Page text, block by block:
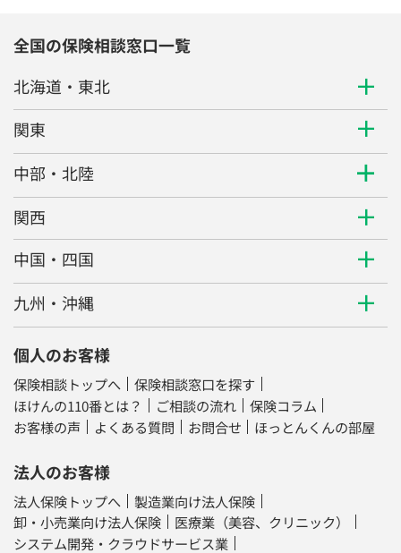
全国の保険相談窓口一覧
北海道・東北
関東
中部・北陸
関西
中国・四国
九州・沖縄
個人のお客様
保険相談トップへ
保険相談窓口を探す
ほけんの110番とは？
ご相談の流れ
保険コラム
お客様の声
よくある質問 お問合せ ほっとんくんの部屋
法人のお客様
法人保険トップへ
製造業向け法人保険
卸・小売業向け法人保険
医療業（美容、クリニック）
システム開発・クラウドサービス業